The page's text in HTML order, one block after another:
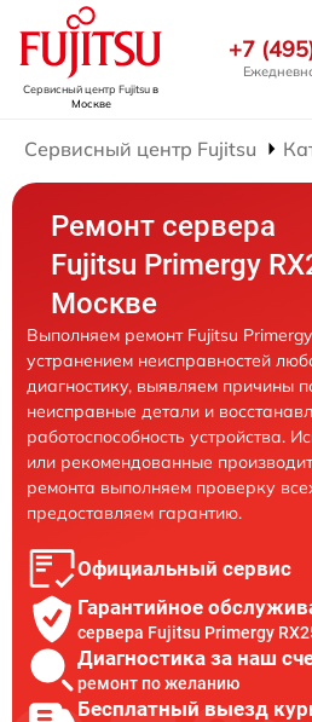
Сервисный центр Fujitsuв
Москве
+7
Сервисный центр Fujitsu
Ремонт сервера
Fujitsu Primergy
Москве
Выполняем ремонт Fujitsu
устранением неисправностей
диагностику, выявляем причины
неисправные детали и
работоспособность устройства.
или рекомендованные
ремонта выполняем проверку
предоставляем гарантию.
Официальный сервис
Гарантийное
сервера Fujitsu Primergy
Диагностика за наш
ремонт по желанию
Бесплатный выезд